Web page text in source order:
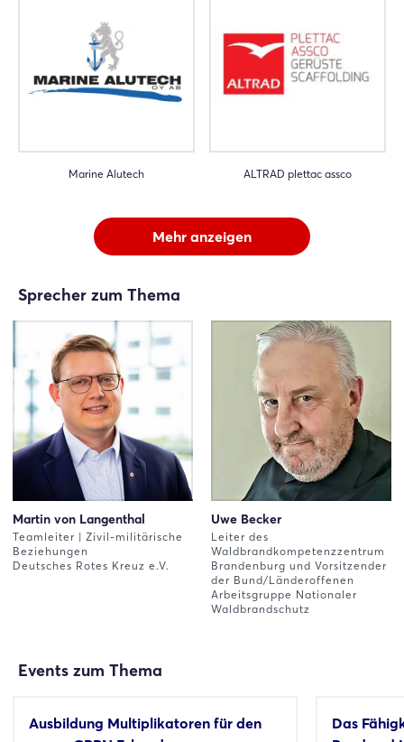
Marine Alutech ALTRAD plettac assco
Mehr anzeigen
Sprecher zum Thema
Martin von Langenthal
Teamleiter | Zivil-militärische
Beziehungen
Deutsches Rotes Kreuz e.V.
Uwe Becker
Leiter des
Waldbrandkompetenzzentrum
Brandenburg und Vorsitzender
der Bund/Länderoffenen
Arbeitsgruppe Nationaler
Waldbrandschutz
Events zum Thema
Ausbildung Multiplikatoren für den
Das
Einloggen
Passwort vergessen?